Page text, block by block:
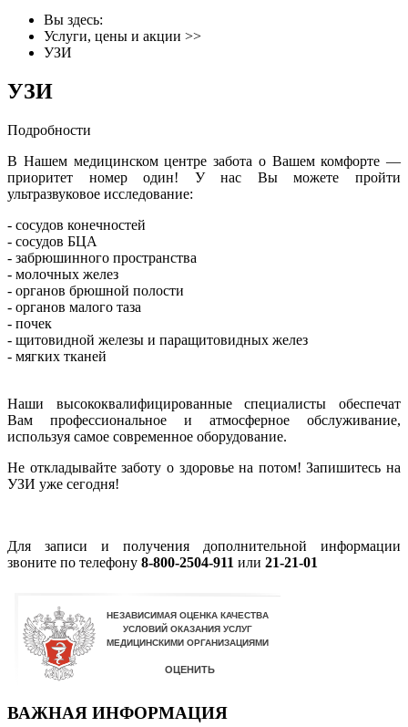
Вы здесь:
Услуги, цены и акции >>
УЗИ
УЗИ
Подробности
В Нашем медицинском центре забота о Вашем комфорте —
приоритет номер один! У нас Вы можете пройти
ультразвуковое исследование:
- сосудов конечностей
- сосудов БЦА
- забрюшинного пространства
- молочных желез
- органов брюшной полости
- органов малого таза
- почек
- щитовидной железы и паращитовидных желез
- мягких тканей
Наши высококвалифицированные специалисты обеспечат
Вам профессиональное и атмосферное обслуживание,
используя самое современное оборудование.
Не откладывайте заботу о здоровье на потом! Запишитесь на
УЗИ уже сегодня!
Для записи и получения дополнительной информации
звоните по телефону 8-800-2504-911 или 21-21-01
ВАЖНАЯ ИНФОРМАЦИЯ